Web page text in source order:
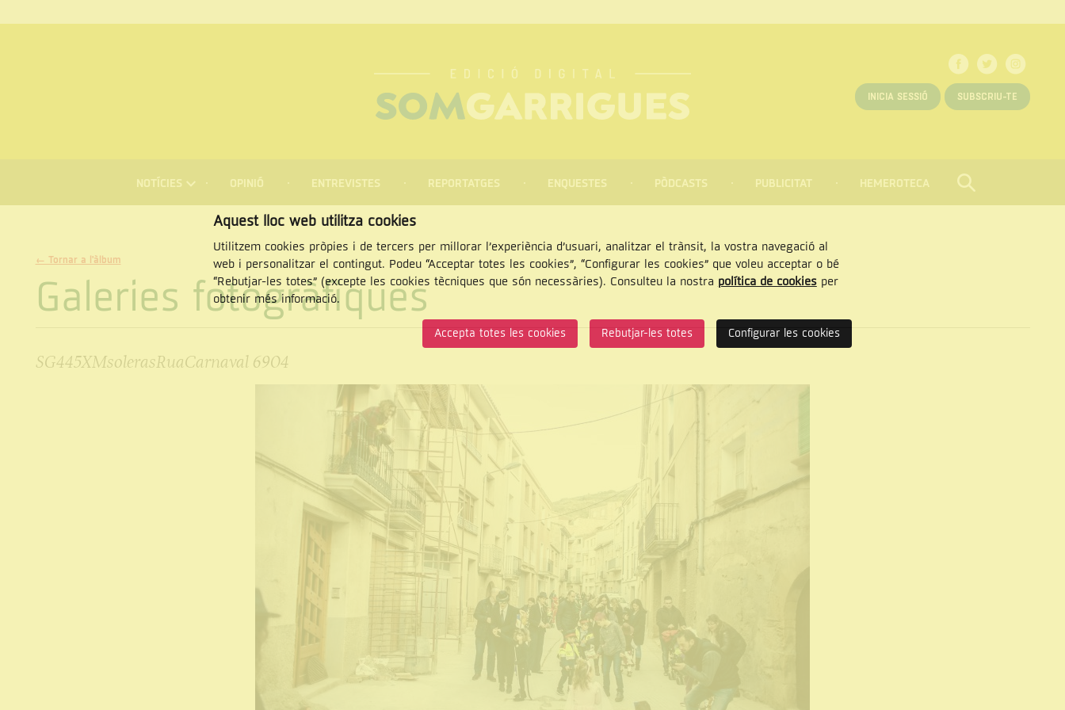
INICIA SESSIÓ SUBSCRIU-TE
NOTÍCIES OPINIÓ ENTREVISTES REPORTATGES ENQUESTES PÒDCASTS PUBLICITAT HEMEROTECA CERCAR
← Tornar a l'àlbum
Galeries fotogràfiques
SG445XMsolerasRuaCarnaval 6904
Aquest lloc web utilitza cookies
Utilitzem cookies pròpies i de tercers per millorar l’experiència d’usuari, analitzar el trànsit, la vostra navegació al
web i personalitzar el contingut. Podeu “Acceptar totes les cookies”, “Configurar les cookies” que voleu acceptar o bé
“Rebutjar-les totes” (excepte les cookies tècniques que són necessàries). Consulteu la nostra política de cookiesper
obtenir més informació.
Accepta totes les cookies Rebutjar-les totes Configurar les cookies